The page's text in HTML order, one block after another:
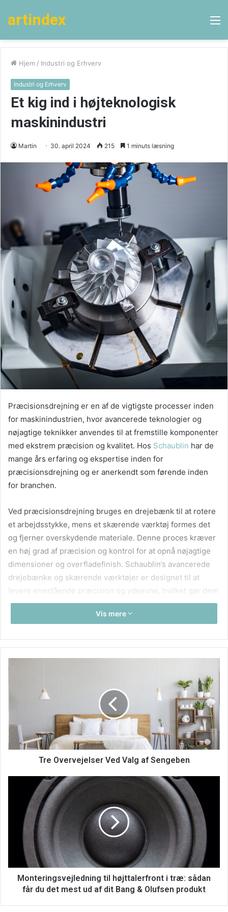
artindex
Hjem / Industri og Erhverv
Industri og Erhverv
Et kig ind i højteknologisk
maskinindustri
Martin 30. april 2024 215 1 minuts læsning
Præcisionsdrejning er en af de vigtigste processer inden
for maskinindustrien, hvor avancerede teknologier og
nøjagtige teknikker anvendes til at fremstille komponenter
med ekstrem præcision og kvalitet. Hos Schaublin har de
mange års erfaring og ekspertise inden for
præcisionsdrejning og er anerkendt som førende inden
for branchen.
Ved præcisionsdrejning bruges en drejebænk til at rotere
et arbejdsstykke, mens et skærende værktøj formes det
og fjerner overskydende materiale. Denne proces kræver
en høj grad af præcision og kontrol for at opnå nøjagtige
dimensioner og overfladefinish. Schaublin’s avancerede
drejebænke og skærende værktøjer er designet til at
levere enestående præcision og ydeevne, hvilket gør dem
til det foretrukne valg for virksomheder, der kræver
højkvalitetskomponenter.
Præcisionsdrejning spiller en afgørende rolle i
fremstillingen af ​​en bred vifte af produkter, herunder
elektronik og meget mere. Ved at bruge avancerede CNC-
styrede drejebænke kan Schaublin producere dele med
komplekse geometrier og tolerancer med enestående
nøjagtighed og pålidelighed.
Vis mere
Tre Overvejelser Ved Valg af Sengeben
Monteringsvejledning til højttalerfront i træ: sådan
får du det mest ud af dit Bang & Olufsen produkt